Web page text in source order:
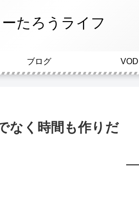
ーたろうライフ
ブログ VOD
なく時間も作りだ